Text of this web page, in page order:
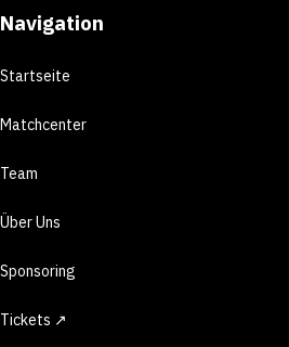
Navigation
Startseite
Matchcenter
Team
Über Uns
Sponsoring
Tickets ↗